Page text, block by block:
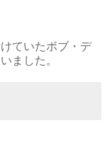
ていたボブ・デ
ました。